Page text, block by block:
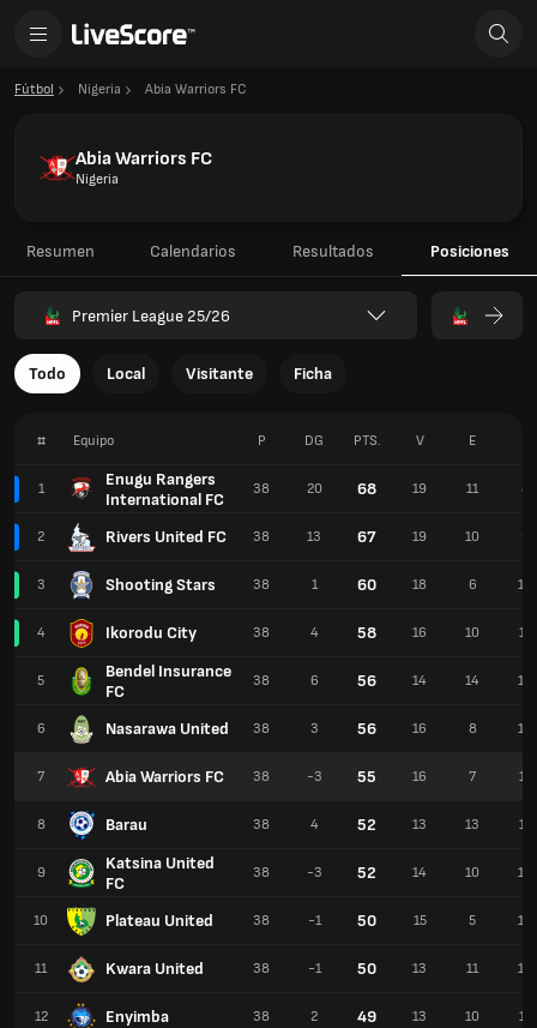
Fútbol Nigeria Abia Warriors FC
Abia Warriors FC
Nigeria
Resumen Calendarios Resultados Posiciones
Premier League 25/26
Todo Local Visitante Ficha
# Equipo
1
Enugu Rangers
International FC
2 Rivers United FC
3 Shooting Stars
4 Ikorodu City
5
Bendel Insurance
FC
6 Nasarawa United
7 Abia Warriors FC
8 Barau
9
Katsina United
FC
10 Plateau United
11 Kwara United
12 Enyimba
P DG PTS. V E
38 20 68 19 11 8
38 13 67 19 10 9
38 1 60 18 6 14
38 4 58 16 10 12
38 6 56 14 14 10
38 3 56 16 8 14
38 -3 55 16 7 15
38 4 52 13 13 12
38 -3 52 14 10 14
38 -1 50 15 5 18
38 -1 50 13 11 14
38 2 49 13 10 15